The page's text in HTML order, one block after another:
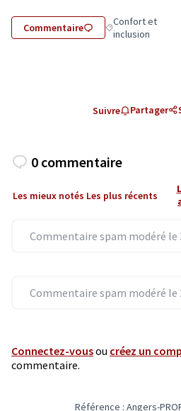
Commentaire Filtrer les
Confort et
inclusion
Suivre Partager
0 commentaire
Les mieux notés Les plus récents
Commentaire spam modéré le
Commentaire spam modéré le
Connectez-vousou créez un
commentaire.
Référence : Angers-